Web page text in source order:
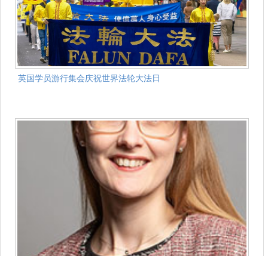
英国学员游行集会庆祝世界法轮大法日